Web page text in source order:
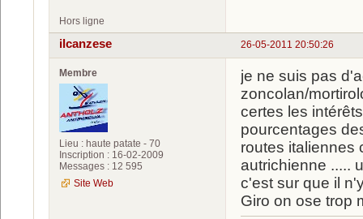
Hors ligne
26-05-2011 20:50:26
ilcanzese
Membre
Lieu : haute patate - 70
Inscription : 16-02-2009
Messages : 12 595
Site Web
je ne suis pas
zoncolan/
certes les
pourcentages
routes italiennes
autrichienne .....
c'est sur que il
Giro on ose trop